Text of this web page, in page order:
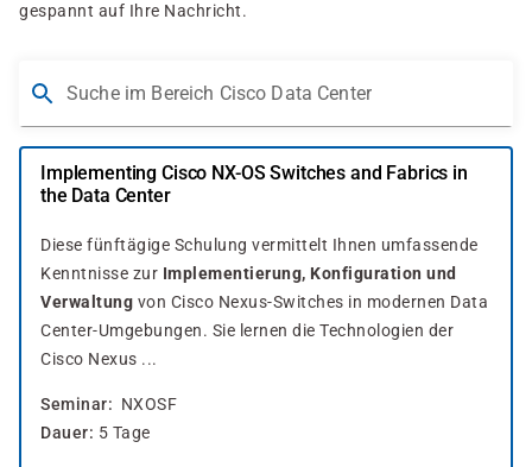
gespannt auf Ihre Nachricht.
Suche im Bereich Cisco Data Center
Implementing Cisco NX-OS Switches and Fabrics in
the Data Center
Diese fünftägige Schulung vermittelt Ihnen umfassende
Kenntnisse zur Implementierung, Konfiguration und
Verwaltung von Cisco Nexus-Switches in modernen Data
Center-Umgebungen. Sie lernen die Technologien der
Cisco Nexus ...
Seminar
NXOSF
Dauer
5 Tage